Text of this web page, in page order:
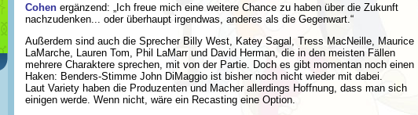
Cohenergänzend: „Ich freue mich eine weitere Chance zu haben über die Zukunft
nachzudenken... oder überhaupt irgendwas, anderes als die Gegenwart.“
Außerdem sind auch die Sprecher Billy West, Katey Sagal, Tress MacNeille, Maurice
LaMarche, Lauren Tom, Phil LaMarr und David Herman, die in den meisten Fällen
mehrere Charaktere sprechen, mit von der Partie. Doch es gibt momentan noch einen
Haken: Benders-Stimme John DiMaggio ist bisher noch nicht wieder mit dabei.
Laut Variety haben die Produzenten und Macher allerdings Hoffnung, dass man sich
einigen werde. Wenn nicht, wäre ein Recasting eine Option.